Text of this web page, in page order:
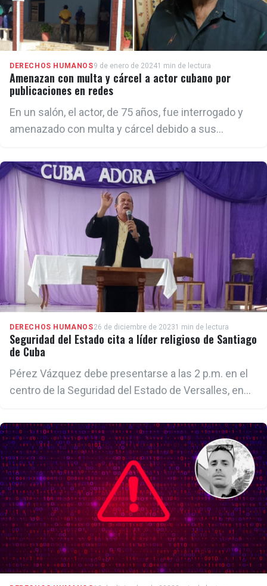
DERECHOS HUMANOS9 de enero de 20241 min de lectura
Amenazan con multa y cárcel a actor cubano por
publicaciones en redes
En un salón, el actor, de 75 años, fue interrogado y
amenazado con multa y cárcel debido a sus
La Habana
DERECHOS HUMANOS26 de diciembre de 20231 min de lectura
Seguridad del Estado cita a líder religioso de Santiago
de Cuba
Pérez Vázquez debe presentarse a las 2 p.m. en el
centro de la Seguridad del Estado de Versalles, en